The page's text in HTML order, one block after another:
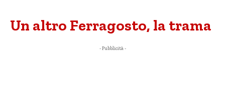
Un altro Ferragosto, la trama
- Pubblicità -